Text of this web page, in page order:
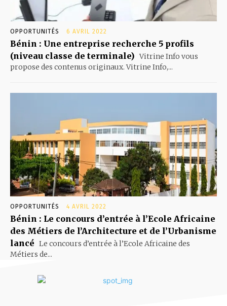
OPPORTUNITÉS 6 AVRIL 2022
Bénin : Une entreprise recherche 5 profils
(niveau classe de terminale) Vitrine Info vous
propose des contenus originaux. Vitrine Info,...
OPPORTUNITÉS 4 AVRIL 2022
Bénin : Le concours d’entrée à l’Ecole Africaine
des Métiers de l’Architecture et de l’Urbanisme
lancé Le concours d’entrée à l’Ecole Africaine des
Métiers de...